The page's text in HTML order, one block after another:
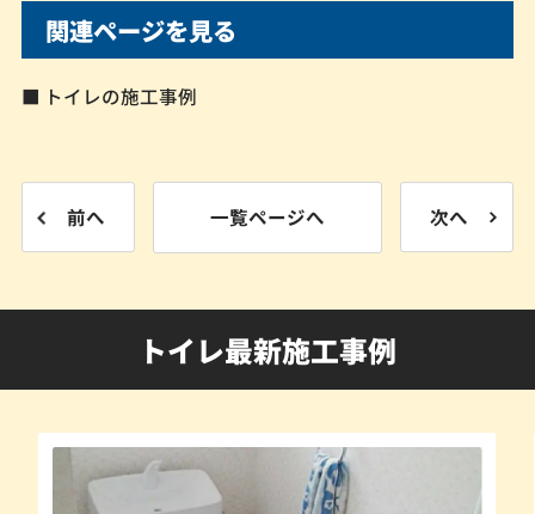
関連ページを見る
■ トイレの施工事例
前へ 一覧ページへ 次へ
トイレ最新施工事例